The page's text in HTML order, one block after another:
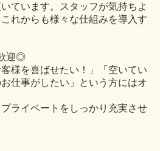
ています。スタッフが気持ちよ
れからも様々な仕組みを導入す
迎◎
様を喜ばせたい！」「空いてい
仕事がしたい」という方にはオ
ライベートをしっかり充実させ